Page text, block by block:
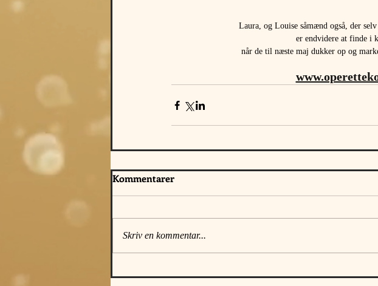
Laura, og Louise såmænd også, der
er endvidere at finde i
når de til næste maj dukker op og
Kommentarer
Skriv en kommentar...